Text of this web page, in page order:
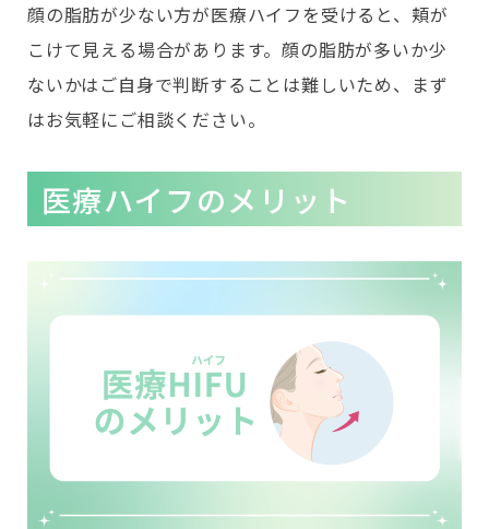
顔の脂肪が少ない方が医療ハイフを受けると、頬が
こけて見える場合があります。顔の脂肪が多いか少
ないかはご自身で判断することは難しいため、まず
はお気軽にご相談ください。
医療ハイフのメリット